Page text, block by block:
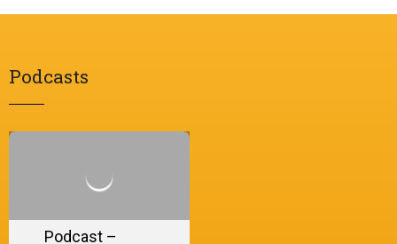
Podcasts
Podcast –